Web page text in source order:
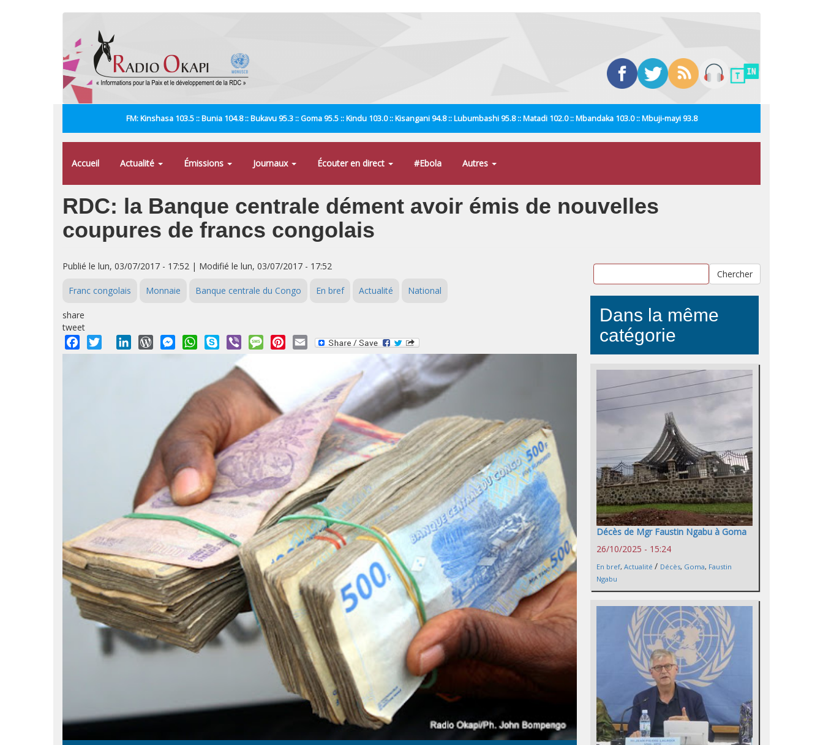
FM: Kinshasa 103.5 :: Bunia 104.8 :: Bukavu 95.3 :: Goma 95.5 :: Kindu 103.0 :: Kisangani 94.8 :: Lubumbashi 95.8 :: Matadi 102.0 :: Mbandaka 103.0 :: Mbuji-mayi 93.8
Accueil Actualité Émissions Journaux Écouter en direct #Ebola Autres
RDC: la Banque centrale dément avoir émis de nouvelles
coupures de francs congolais
Publié le lun, 03/07/2017 - 17:52 | Modifié le lun, 03/07/2017 - 17:52
Franc congolais Monnaie Banque centrale du Congo En bref Actualité National
share
tweet
Facebook
Twitter LinkedInWordPressMessengerWhatsApp
Skype Viber MessagePinterest
Email
Chercher
Dans la même
catégorie
Décès de Mgr Faustin Ngabu à Goma
26/10/2025 - 15:24
En bref, Actualité / Décès, Goma, Faustin
Ngabu